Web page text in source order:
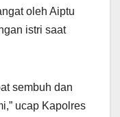
oleh Aiptu
istri saat
sembuh dan
ucap Kapolres